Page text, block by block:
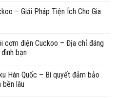
– Giải Pháp Tiện Ích Cho Gia
cơm điện Cuckoo – Địa chỉ đáng
bạn
Hàn Quốc – Bí quyết đảm bảo
bền lâu